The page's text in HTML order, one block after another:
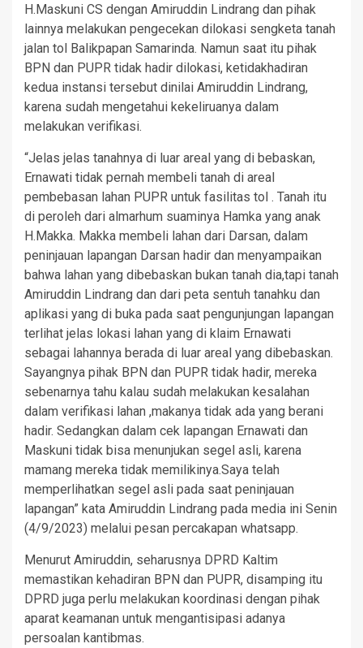
H.Maskuni CS dengan Amiruddin Lindrang dan pihak
lainnya melakukan pengecekan dilokasi sengketa tanah
jalan tol Balikpapan Samarinda. Namun saat itu pihak
BPN dan PUPR tidak hadir dilokasi, ketidakhadiran
kedua instansi tersebut dinilai Amiruddin Lindrang,
karena sudah mengetahui kekeliruanya dalam
melakukan verifikasi.
“Jelas jelas tanahnya di luar areal yang di bebaskan,
Ernawati tidak pernah membeli tanah di areal
pembebasan lahan PUPR untuk fasilitas tol . Tanah itu
di peroleh dari almarhum suaminya Hamka yang anak
H.Makka. Makka membeli lahan dari Darsan, dalam
peninjauan lapangan Darsan hadir dan menyampaikan
bahwa lahan yang dibebaskan bukan tanah dia,tapi tanah
Amiruddin Lindrang dan dari peta sentuh tanahku dan
aplikasi yang di buka pada saat pengunjungan lapangan
terlihat jelas lokasi lahan yang di klaim Ernawati
sebagai lahannya berada di luar areal yang dibebaskan.
Sayangnya pihak BPN dan PUPR tidak hadir, mereka
sebenarnya tahu kalau sudah melakukan kesalahan
dalam verifikasi lahan ,makanya tidak ada yang berani
hadir. Sedangkan dalam cek lapangan Ernawati dan
Maskuni tidak bisa menunjukan segel asli, karena
mamang mereka tidak memilikinya.Saya telah
memperlihatkan segel asli pada saat peninjauan
lapangan” kata Amiruddin Lindrang pada media ini Senin
(4/9/2023) melalui pesan percakapan whatsapp.
Menurut Amiruddin, seharusnya DPRD Kaltim
memastikan kehadiran BPN dan PUPR, disamping itu
DPRD juga perlu melakukan koordinasi dengan pihak
aparat keamanan untuk mengantisipasi adanya
persoalan kantibmas.